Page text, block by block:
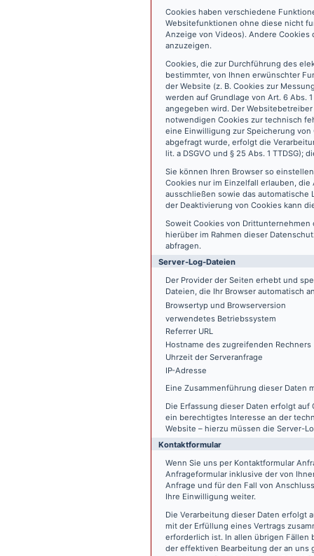
Cookies haben verschiedene
Websitefunktionen ohne diese nicht
Anzeige von Videos). Andere
anzuzeigen.
Cookies, die zur Durchführung des
bestimmter, von Ihnen erwünschter
der Website (z. B. Cookies zur
werden auf Grundlage von Art. 6 Abs.
angegeben wird. Der
notwendigen Cookies zur technisch
eine Einwilligung zur Speicherung
abgefragt wurde, erfolgt die
lit. a DSGVO und § 25 Abs. 1
Sie können Ihren Browser so
Cookies nur im Einzelfall erlauben,
ausschließen sowie das automatische
der Deaktivierung von Cookies kann
Soweit Cookies von
hierüber im Rahmen dieser
abfragen.
Server-Log-Dateien
Der Provider der Seiten erhebt und
Dateien, die Ihr Browser automatisch
Browsertyp und Browserversion
verwendetes Betriebssystem
Referrer URL
Hostname des zugreifenden Rechners
Uhrzeit der Serveranfrage
IP-Adresse
Eine Zusammenführung dieser Daten
Die Erfassung dieser Daten erfolgt auf
ein berechtigtes Interesse an der
Website – hierzu müssen die Server-
Kontaktformular
Wenn Sie uns per Kontaktformular
Anfrageformular inklusive der von
Anfrage und für den Fall von
Ihre Einwilligung weiter.
Die Verarbeitung dieser Daten erfolgt
mit der Erfüllung eines Vertrags
erforderlich ist. In allen übrigen Fällen
der effektiven Bearbeitung der an uns